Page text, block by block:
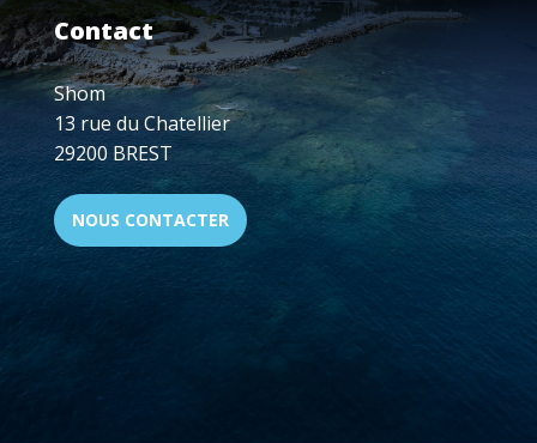
Contact
Shom
13 rue du Chatellier
29200 BREST
NOUS CONTACTER